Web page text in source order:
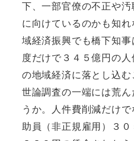
下、一部官僚の不正や
に向けているのかも知
域経済振興でも橋下知
度だけで３４５億円の
の地域経済に落とし込む
世論調査の一端には荒
うか。人件費削減だけ
助員（非正規雇用）３